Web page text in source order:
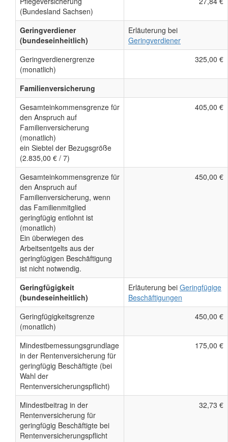
(Bundesland Sachsen)
Geringverdiener
(bundeseinheitlich)
Erläuterung bei
Geringverdiener
Geringverdienergrenze
(monatlich)
325,00 €
Familienversicherung
Gesamteinkommensgrenze für
den Anspruch auf
Familienversicherung
(monatlich)
ein Siebtel der Bezugsgröße
(2.835,00 € / 7)
405,00 €
Gesamteinkommensgrenze für
den Anspruch auf
Familienversicherung, wenn
das Familienmitglied
geringfügig entlohnt ist
(monatlich)
Ein überwiegen des
Arbeitsentgelts aus der
geringfügigen Beschäftigung
ist nicht notwendig.
450,00 €
Geringfügigkeit
(bundeseinheitlich)
Erläuterung bei Geringfügige
Beschäftigungen
Geringfügigkeitsgrenze
(monatlich)
450,00 €
Mindestbemessungsgrundlage
in der Rentenversicherung für
geringfügig Beschäftigte (bei
Wahl der
Rentenversicherungspflicht)
175,00 €
Mindestbeitrag in der
Rentenversicherung für
geringfügig Beschäftigte bei
Rentenversicherungspflicht
32,73 €